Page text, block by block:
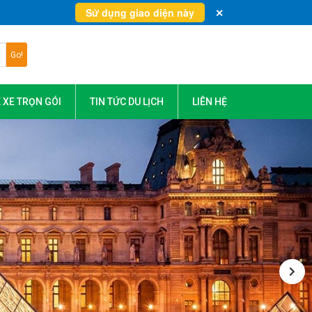
Sử dụng giao diện này ✕
Go!
TRỌN GÓI TIN TỨC DU LỊCH LIÊN HỆ